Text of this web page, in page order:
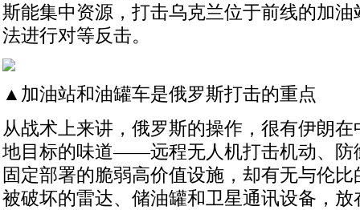
斯能集中资源，打击乌克兰位于前线的加
法进行对等反击。
▲加油站和油罐车是俄罗斯打击的重点
从战术上来讲，俄罗斯的操作，很有伊朗
地目标的味道——远程无人机打击机动、防
固定部署的脆弱高价值设施，却有无与伦
被破坏的雷达、储油罐和卫星通讯设备，